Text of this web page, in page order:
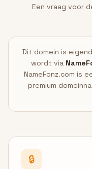
Een vraag voor
Dit domein is
wordt via
NameFonz.com is
premium
🔒